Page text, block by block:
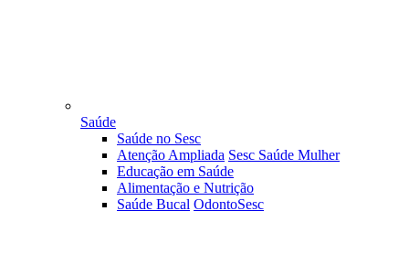
Saúde
Saúde no Sesc
Atenção Ampliada Sesc Saúde Mulher
Educação em Saúde
Alimentação e Nutrição
Saúde Bucal OdontoSesc